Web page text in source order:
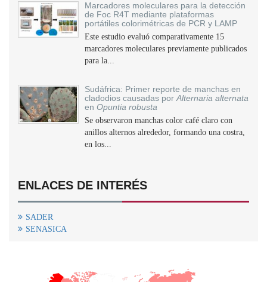
Marcadores moleculares para la detección
de Foc R4T mediante plataformas
portátiles colorimétricas de PCR y LAMP
Este estudio evaluó comparativamente 15
marcadores moleculares previamente publicados
para la...
Sudáfrica: Primer reporte de manchas en
cladodios causadas por Alternaria alternata
en Opuntia robusta
Se observaron manchas color café claro con
anillos alternos alrededor, formando una costra,
en los...
ENLACES DE INTERÉS
SADER
SENASICA